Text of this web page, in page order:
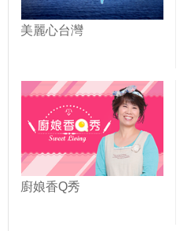
美麗心台灣
廚娘香Q秀